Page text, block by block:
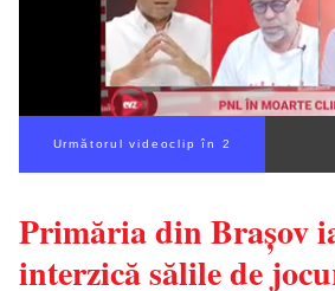
Următorul videoclip în 1
Primăria din Brașov
interzică sălile de